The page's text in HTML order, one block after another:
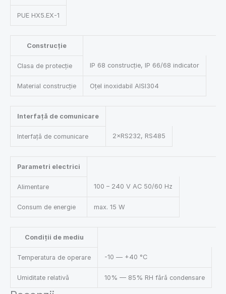
PUE HX5.EX-1
Construcție
Clasa de protecție IP 68 construcție, IP 66/68 indicator
Material construcție Oțel inoxidabil AISI304
Interfață de comunicare
Interfață de comunicare 2×RS232, RS485
Parametri electrici
Alimentare 100 – 240 V AC 50/60 Hz
Consum de energie max. 15 W
Condiții de mediu
Temperatura de operare -10 — +40 °C
Umiditate relativă 10% — 85% RH fără condensare